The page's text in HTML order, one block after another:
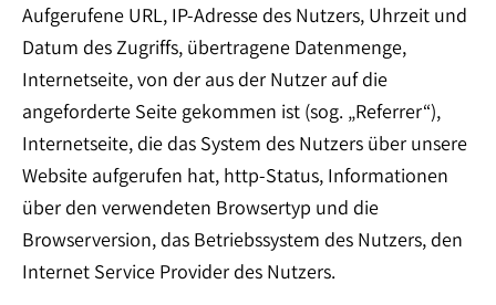
Aufgerufene URL, IP-Adresse des Nutzers, Uhrzeit und
Datum des Zugriffs, übertragene Datenmenge,
Internetseite, von der aus der Nutzer auf die
angeforderte Seite gekommen ist (sog. „Referrer“),
Internetseite, die das System des Nutzers über unsere
Website aufgerufen hat, http-Status, Informationen
über den verwendeten Browsertyp und die
Browserversion, das Betriebssystem des Nutzers, den
Internet Service Provider des Nutzers.